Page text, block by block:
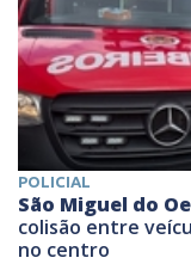
POLICIAL
São Miguel do
colisão entre
no centro